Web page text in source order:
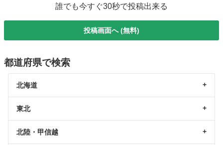
誰でも今すぐ30秒で投稿出来る
投稿画面へ (無料)
都道府県で検索
北海道
東北
北陸・甲信越